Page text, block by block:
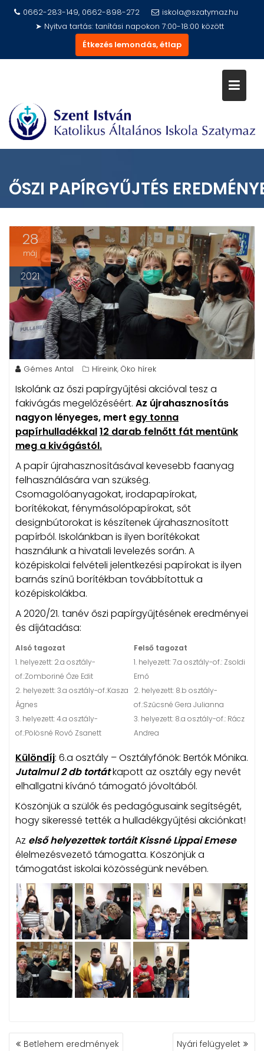
0662-283-149, 0662-898-272
iskola@szatymaz.hu
➤ Nyitva tartás: tanítási napokon 7:00-18:00 között
Étkezés lemondás, étlap
ŐSZI PAPÍRGYŰJTÉS
28
máj
2021
Gémes Antal Híreink, Öko hírek
Iskolánk az őszi papírgyűjtési akcióval tesz a
fakivágás megelőzéséért. Az újrahasznosítás
nagyon lényeges, mert egy tonna
papírhulladékkal12 darab felnőtt fát mentünk
meg a kivágástól.
A papír újrahasznosításával kevesebb faanyag
felhasználására van szükség.
Csomagolóanyagokat, irodapapírokat,
borítékokat, fénymásolópapírokat, sőt
designbútorokat is készítenek újrahasznosított
papírból. Iskolánkban is ilyen borítékokat
használunk a hivatali levelezés során. A
középiskolai felvételi jelentkezési papírokat is ilyen
barnás színű borítékban továbbítottuk a
középiskolákba.
A 2020/21. tanév őszi papírgyűjtésének eredményei
és díjátadása:
Alsó tagozat
Felső tagozat
1. helyezett: 2.a osztály-
of.:Zomboriné Őze Edit
1. helyezett: 7.a osztály-of.: Zsoldi
Ernő
2. helyezett: 3.a osztály-of.:Kasza
Ágnes
2. helyezett: 8.b osztály-
of.:Szűcsné Gera Julianna
3. helyezett: 4.a osztály-
of.:Pölösné Rovó Zsanett
3. helyezett: 8.a osztály-of.: Rácz
Andrea
Különdíj: 6.a osztály – Osztályfőnök: Bertók Mónika.
Jutalmul 2 db tortátkapott az osztály egy nevét
elhallgatni kívánó támogató jóvoltából.
Köszönjük a szülők és pedagógusaink segítségét,
hogy sikeressé tették a hulladékgyűjtési akciónkat!
Az első helyezettek tortáit Kissné Lippai Emese
élelmezésvezető támogatta. Köszönjük a
támogatást iskolai közösségünk nevében.
BEJEGYZÉS
Betlehem eredmények Nyári felügyelet